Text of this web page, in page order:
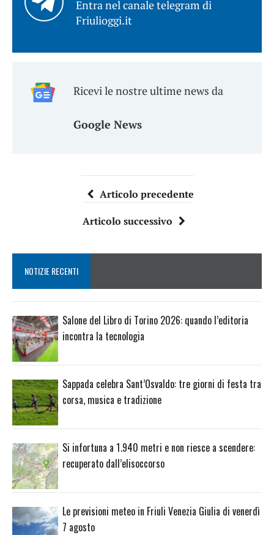
Entra nel canale telegram di
Friulioggi.it
Ricevi le nostre ultime news da
Google News
Articolo precedente
Articolo successivo
NOTIZIE RECENTI
Salone del Libro di Torino 2026: quando l’editoria
incontra la tecnologia
Sappada celebra Sant’Osvaldo: tre giorni di festa tra
corsa, musica e tradizione
Si infortuna a 1.940 metri e non riesce a scendere:
recuperato dall’elisoccorso
Le previsioni meteo in Friuli Venezia Giulia di venerdì
7 agosto